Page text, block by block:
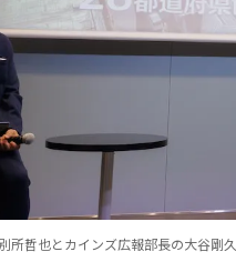
所哲也とカインズ広報部長の大谷剛久